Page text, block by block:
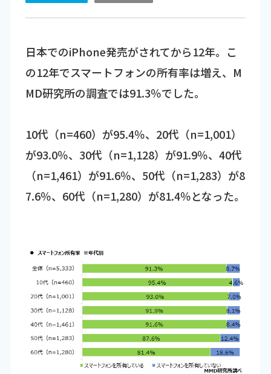
日本でのiPhone発売がされてから12年。こ
の12年でスマートフォンの所有率は増え、M
MD研究所の調査では91.3％でした。
10代（n=460）が95.4％、20代（n=1,001）
が93.0％、30代（n=1,128）が91.9％、40代
（n=1,461）が91.6％、50代（n=1,283）が8
7.6％、60代（n=1,280）が81.4％となった。